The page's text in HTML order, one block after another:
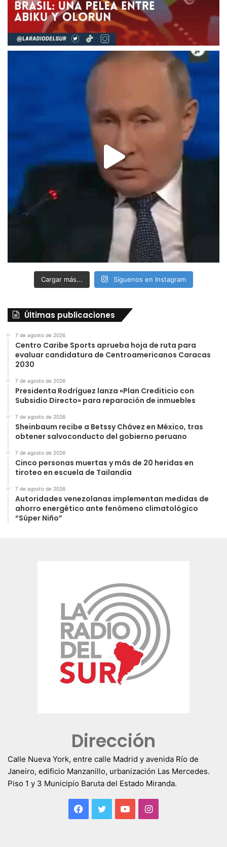
Cargar más... Síguenos en Instagram
Últimas publicaciones
7 de agosto de 2026
Centro Caribe Sports aprueba hoja de ruta para
evaluar candidatura de Centroamericanos Caracas
2030
7 de agosto de 2026
Presidenta Rodríguez lanza «Plan Crediticio con
Subsidio Directo» para reparación de inmuebles
7 de agosto de 2026
Sheinbaum recibe a Betssy Chávez en México, tras
obtener salvoconducto del gobierno peruano
7 de agosto de 2026
Cinco personas muertas y más de 20 heridas en
tiroteo en escuela de Tailandia
7 de agosto de 2026
Autoridades venezolanas implementan medidas de
ahorro energético ante fenómeno climatológico
“Súper Niño”
Dirección
Calle Nueva York, entre calle Madrid y avenida Río de
Janeiro, edificio Manzanillo, urbanización Las Mercedes.
Piso 1 y 3 Municipio Baruta del Estado Miranda.
Facebook
TwitterYouTubeInstagram